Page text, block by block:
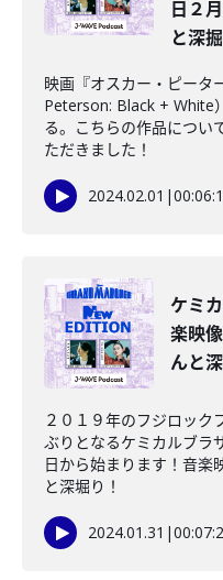
日２
と深
映画『オスカー・ピータ
Peterson: Black + White
る。こちらの作品につい
ただきました！
2024.02.01 |
ケミ
楽映
んと
２０１９年のフジロック
ぶりとなるケミカルブラ
日から始まります！音楽
と深堀り！
2024.01.31 |